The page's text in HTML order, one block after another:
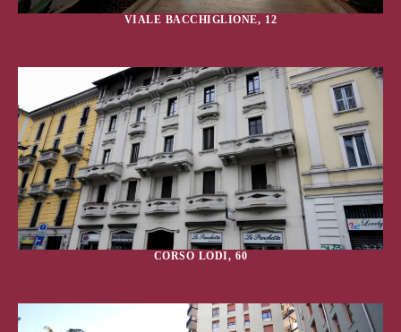
VIALE BACCHIGLIONE, 12
CORSO LODI, 60